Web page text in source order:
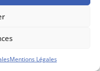
Mentions Légales